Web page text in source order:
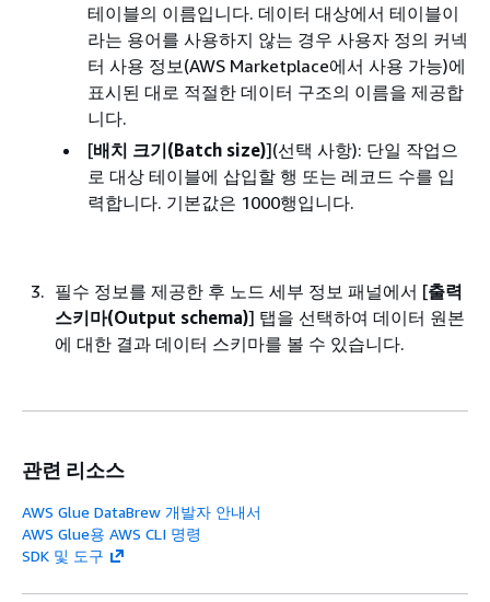
테이블의 이름입니다. 데이터 대상에서 테이블이
라는 용어를 사용하지 않는 경우 사용자 정의 커넥
터 사용 정보(AWS Marketplace에서 사용 가능)에
표시된 대로 적절한 데이터 구조의 이름을 제공합
니다.
[배치 크기(Batch size)](선택 사항): 단일 작업으
로 대상 테이블에 삽입할 행 또는 레코드 수를 입
력합니다. 기본값은 1000행입니다.
필수 정보를 제공한 후 노드 세부 정보 패널에서 [출력
스키마(Output schema)] 탭을 선택하여 데이터 원본
에 대한 결과 데이터 스키마를 볼 수 있습니다.
관련 리소스
AWS Glue DataBrew 개발자 안내서
AWS Glue용 AWS CLI 명령
SDK 및 도구